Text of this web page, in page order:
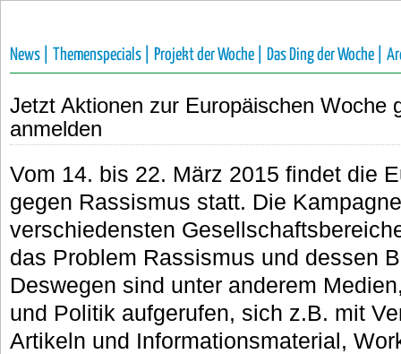
News | Themenspecials | Projekt der Woche | Das Ding der Woche |
Jetzt Aktionen zur Europäischen Woche
anmelden
Vom 14. bis 22. März 2015 findet die
gegen Rassismus statt. Die
verschiedensten
das Problem Rassismus und dessen
Deswegen sind unter anderem
und Politik aufgerufen, sich z.B. mit
Artikeln und Informationsmaterial,